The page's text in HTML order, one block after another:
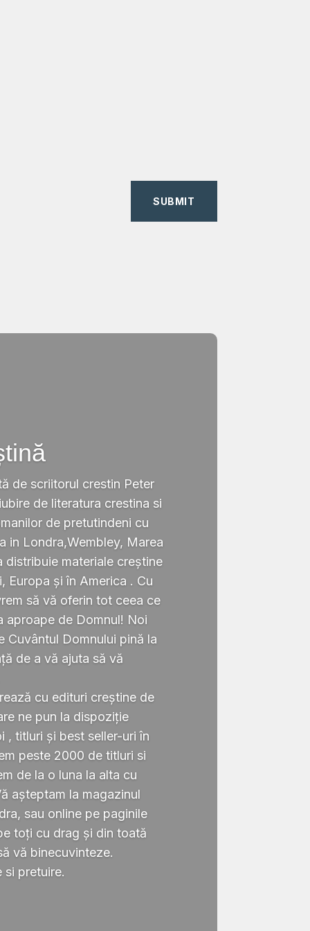
SUBMIT
de scriitorul crestin Peter
de literatura crestina si
de pretutindeni cu
in Londra,Wembley, Marea
distribuie materiale creștine
Europa și în America . Cu
să vă oferin tot ceea ce
aproape de Domnul! Noi
Cuvântul Domnului pină la
de a vă ajuta să vă
cu edituri creștine de
ne pun la dispoziție
, titluri și best seller-uri în
peste 2000 de titluri si
de la o luna la alta cu
așteptam la magazinul
sau online pe paginile
toți cu drag și din toată
vă binecuvinteze.
si pretuire.